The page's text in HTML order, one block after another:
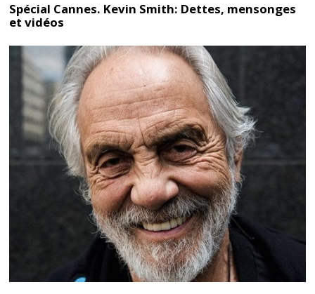
Spécial Cannes. Kevin Smith: Dettes, mensonges
et vidéos